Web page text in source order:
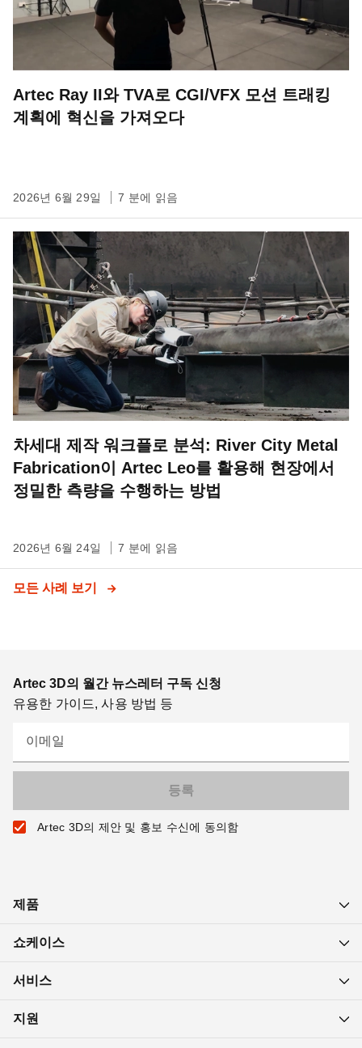
Artec Ray II와 TVA로 CGI/VFX 모션 트래킹
계획에 혁신을 가져오다
2026년 6월 29일 7 분에 읽음
차세대 제작 워크플로 분석: River City Metal
Fabrication이 Artec Leo를 활용해 현장에서
정밀한 측량을 수행하는 방법
2026년 6월 24일 7 분에 읽음
모든 사례 보기
Artec 3D의 월간 뉴스레터 구독 신청
유용한 가이드, 사용 방법 등
이메일
Artec 3D의 제안 및 홍보 수신에 동의함
제품
쇼케이스
서비스
지원